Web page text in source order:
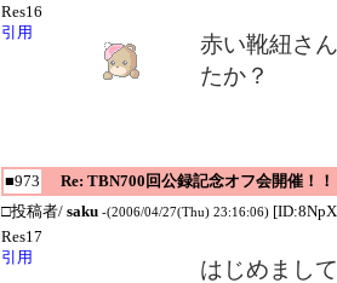
Res16
引用
赤い靴紐さ
たか？
■973 Re: TBN700回公録記念オフ会開催！！
□投稿者/ saku -(2006/04/27(Thu) 23:16:06)
Res17
引用
はじめまし